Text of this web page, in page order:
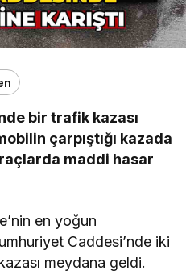
bir trafik kazası
çarpıştığı kazada
maddi hasar
en yoğun
Caddesi’nde iki
meydana geldi.